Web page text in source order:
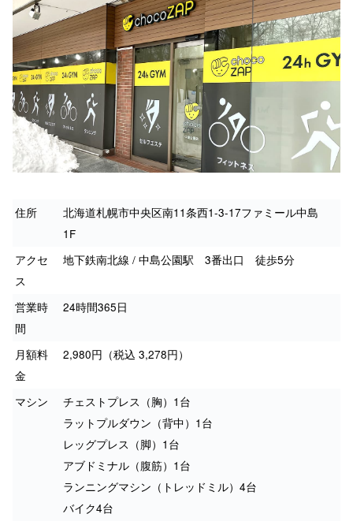
住所
北海道札幌市中央区南11条西1-3-17ファミール中島
1F
アクセ
ス
地下鉄南北線 / 中島公園駅 3番出口 徒歩5分
営業時
間
24時間365日
月額料
金
2,980円（税込 3,278円）
マシン
チェストプレス（胸）1台
ラットプルダウン（背中）1台
レッグプレス（脚）1台
アブドミナル（腹筋）1台
ランニングマシン（トレッドミル）4台
バイク4台